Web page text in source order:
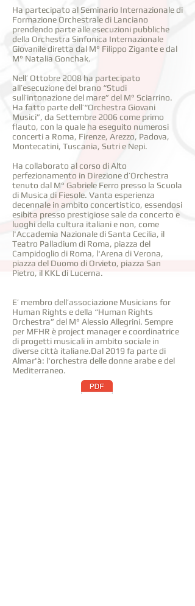
Ha partecipato al Seminario Internazionale di
Formazione Orchestrale di Lanciano
prendendo parte alle esecuzioni pubbliche
della Orchestra Sinfonica Internazionale
Giovanile diretta dal M° Filippo Zigante e dal
M° Natalia Gonchak.
Nell’ Ottobre 2008 ha partecipato
all’esecuzione del brano “Studi
sull’intonazione del mare” del M° Sciarrino.
Ha fatto parte dell’“Orchestra Giovani
Musici”, da Settembre 2006 come primo
flauto, con la quale ha eseguito numerosi
concerti a Roma, Firenze, Arezzo, Padova,
Montecatini, Tuscania, Sutri e Nepi.
Ha collaborato al corso di Alto
perfezionamento in Direzione d’Orchestra
tenuto dal M° Gabriele Ferro presso la Scuola
di Musica di Fiesole. Vanta esperienza
decennale in ambito concertistico, essendosi
esibita presso prestigiose sale da concerto e
luoghi della cultura italiani e non, come
l'Accademia Nazionale di Santa Cecilia, il
Teatro Palladium di Roma, piazza del
Campidoglio di Roma, l'Arena di Verona,
piazza del Duomo di Orvieto, piazza San
Pietro, il KKL di Lucerna.
E’ membro dell’associazione Musicians for
Human Rights e della “Human Rights
Orchestra” del M° Alessio Allegrini. Sempre
per MFHR è project manager e coordinatrice
di progetti musicali in ambito sociale in
diverse città italiane.Dal 2019 fa parte di
Almar'à: l'orchestra delle donne arabe e del
Mediterraneo.